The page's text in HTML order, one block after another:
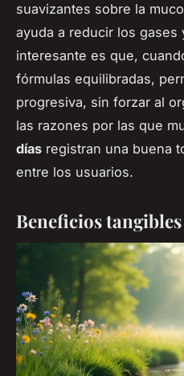
suavizantes sobre la
ayuda a reducir los gases
interesante es que,
fórmulas equilibradas,
progresiva, sin forzar al
las razones por las que
días registran una buena
entre los usuarios.
Beneficios